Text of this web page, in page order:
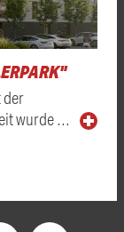
der
wurde …